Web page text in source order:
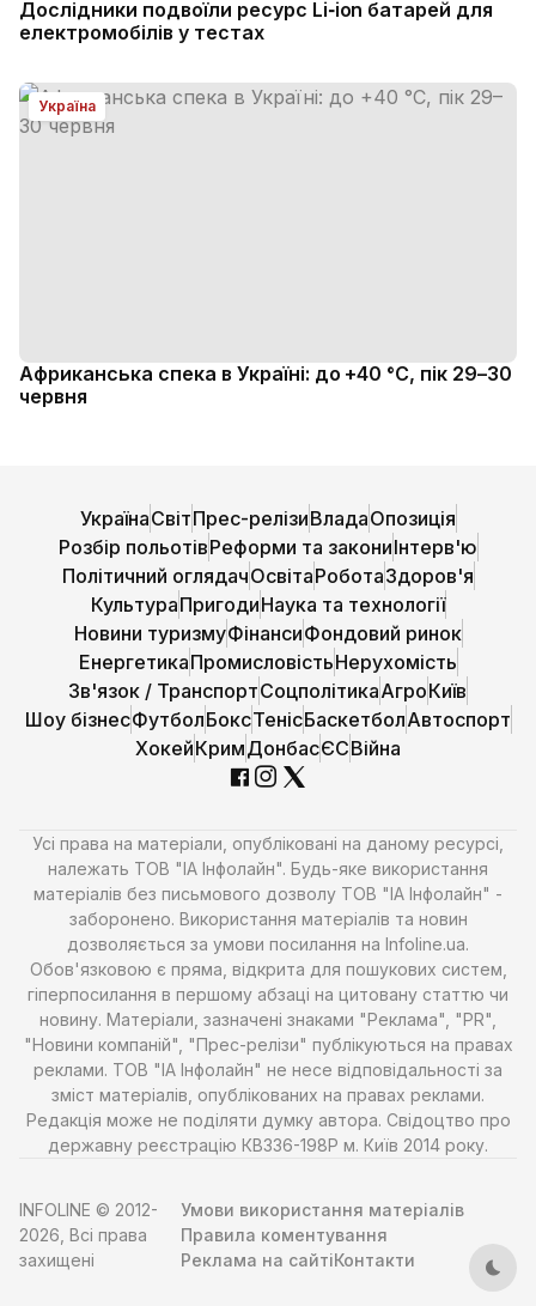
Дослідники подвоїли ресурс Li‑ion батарей для
електромобілів у тестах
Україна
Африканська спека в Україні: до +40 °C, пік 29–30
червня
УкраїнаСвітПрес-релізиВладаОпозиція
Розбір польотівРеформи та закониІнтерв'ю
Політичний оглядачОсвітаРоботаЗдоров'я
КультураПригодиНаука та технології
Новини туризмуФінансиФондовий ринок
ЕнергетикаПромисловістьНерухомість
Зв'язок / ТранспортСоцполітикаАгроКиїв
Шоу бізнесФутболБоксТенісБаскетболАвтоспорт
ХокейКримДонбасЄСВійна
Усі права на матеріали, опубліковані на даному ресурсі,
належать ТОВ "ІА Інфолайн". Будь-яке використання
матеріалів без письмового дозволу ТОВ "ІА Інфолайн" -
заборонено. Використання матеріалів та новин
дозволяється за умови посилання на Infoline.ua.
Обов'язковою є пряма, відкрита для пошукових систем,
гіперпосилання в першому абзаці на цитовану статтю чи
новину. Матеріали, зазначені знаками "Реклама", "PR",
"Новини компаній", "Прес-релізи" публікуються на правах
реклами. ТОВ "ІА Інфолайн" не несе відповідальності за
зміст матеріалів, опублікованих на правах реклами.
Редакція може не поділяти думку автора. Свідоцтво про
державну реєстрацію КВ336-198Р м. Київ 2014 року.
INFOLINE © 2012-
2026, Всі права
захищені
Умови використання матеріалів
Правила коментування
Реклама на сайтіКонтакти